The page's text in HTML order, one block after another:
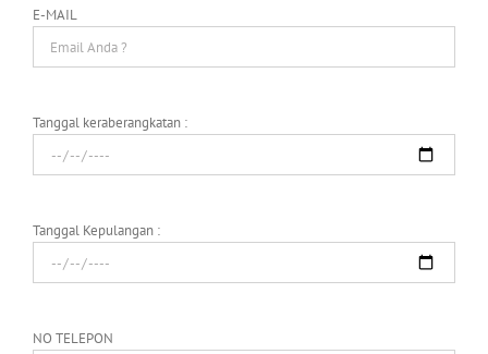
E-MAIL
Tanggal keraberangkatan :
Tanggal Kepulangan :
NO TELEPON